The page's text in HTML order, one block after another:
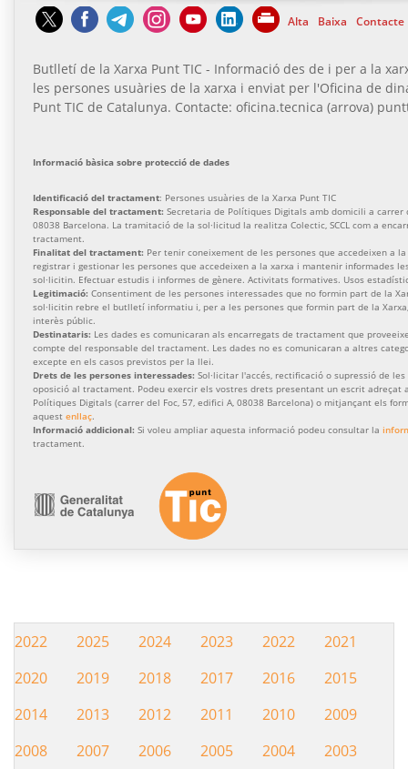
Alta Baixa Contacte
Butlletí de la Xarxa Punt TIC - Informació des de i per a la
les persones usuàries de la xarxa i enviat per l'Oficina de
Punt TIC de Catalunya. Contacte: oficina.tecnica (arrova)
Informació bàsica sobre protecció de dades
Identificació del tractament: Persones usuàries de la Xarxa Punt TIC
Responsable del tractament: Secretaria de Polítiques Digitals amb domicili a carrer
08038 Barcelona. La tramitació de la sol·licitud la realitza Colectic, SCCL com a
tractament.
Finalitat del tractament: Per tenir coneixement de les persones que accedeixen a la
registrar i gestionar les persones que accedeixen a la xarxa i mantenir informades
sol·licitin. Efectuar estudis i informes de gènere. Activitats formatives. Usos
Legitimació: Consentiment de les persones interessades que no formin part de la
sol·licitin rebre el butlletí informatiu i, per a les persones que formin part de la
interès públic.
Destinataris: Les dades es comunicaran als encarregats de tractament que
compte del responsable del tractament. Les dades no es comunicaran a altres
excepte en els casos previstos per la llei.
Drets de les persones interessades: Sol·licitar l'accés, rectificació o supressió de
oposició al tractament. Podeu exercir els vostres drets presentant un escrit adreçat
Polítiques Digitals (carrer del Foc, 57, edifici A, 08038 Barcelona) o mitjançant els
aquest enllaç.
Informació addicional: Si voleu ampliar aquesta informació podeu consultar la
tractament.
Hemeroteca
2022 2025 2024 2023 2022
2021
2020
2019 2018 2017 2016
2015
2014
2013 2012 2011 2010
2009
2008
2007 2006 2005 2004
2003